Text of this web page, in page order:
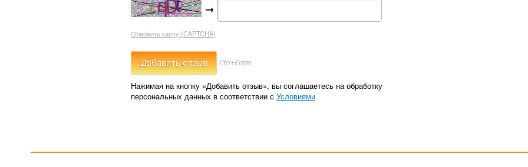
→
Обновить капчу (CAPTCHA)
Ctrl+Enter
Нажимая на кнопку «Добавить отзыв», вы соглашаетесь на обработку
персональных данных в соответствии с Условиями